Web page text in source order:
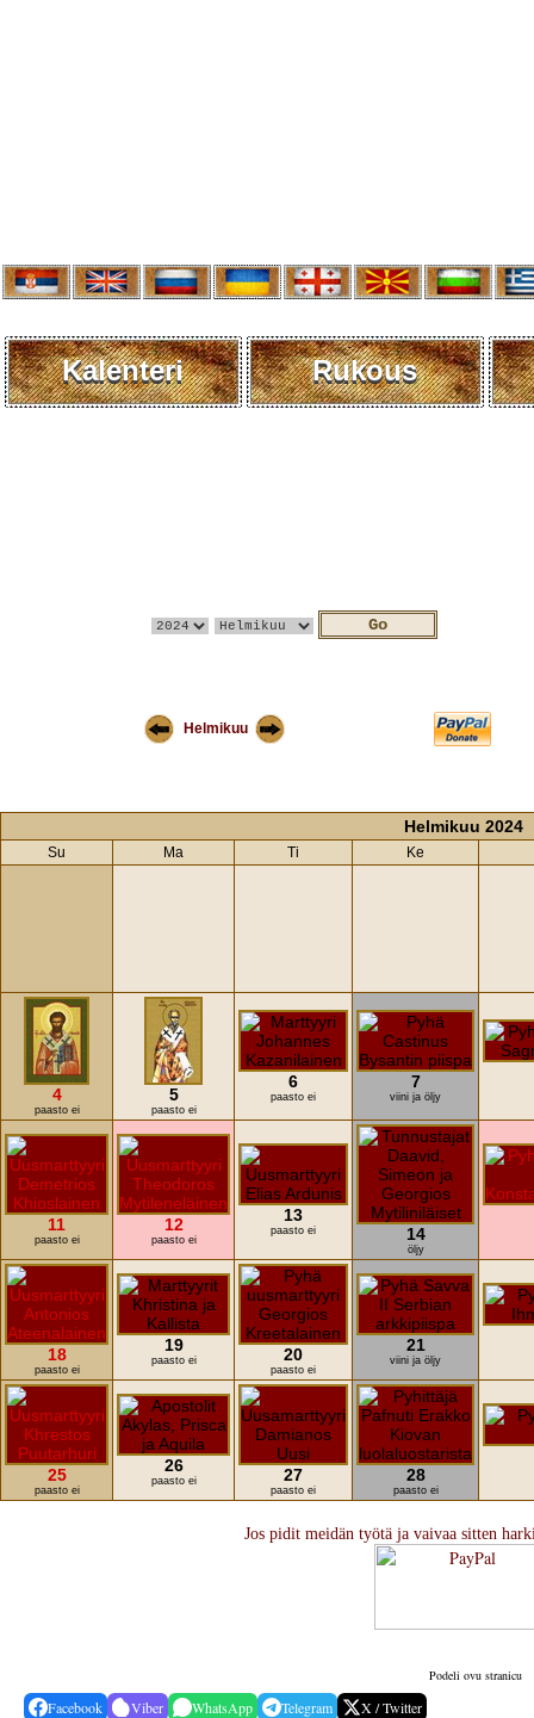
Kalenteri Rukous
Helmikuu
Helmikuu 2024
Su Ma Ti Ke
4
paasto ei
5
paasto ei
6
paasto ei
7
viini ja öljy
11
paasto ei
12
paasto ei
13
paasto ei 14
öljy
18
paasto ei
19
paasto ei 20
paasto ei
21
viini ja öljy
25
paasto ei
26
paasto ei 27
paasto ei
28
paasto ei
Jos pidit meidän työtä ja vaivaa sitten
Podeli ovu stranicu
Facebook Viber WhatsApp Telegram X / Twitter